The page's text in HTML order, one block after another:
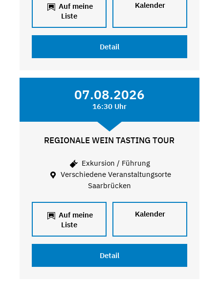
Auf meine
Liste
Kalender
Detail
07.08.2026
16:30 Uhr
REGIONALE WEIN TASTING TOUR
Exkursion / Führung
Verschiedene Veranstaltungsorte
Saarbrücken
Auf meine
Liste
Kalender
Detail